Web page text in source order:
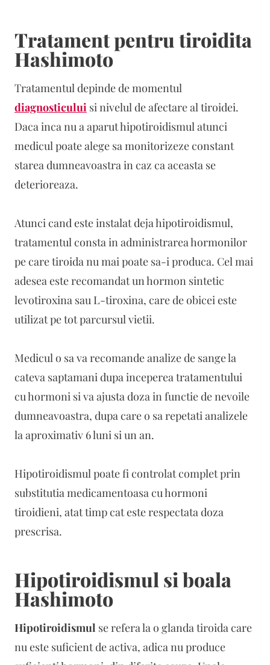
Tratament pentru tiroidita
Hashimoto
Tratamentul depinde de momentul
diagnosticului si nivelul de afectare al tiroidei.
Daca inca nu a aparut hipotiroidismul atunci
medicul poate alege sa monitorizeze constant
starea dumneavoastra in caz ca aceasta se
deterioreaza.
Atunci cand este instalat deja hipotiroidismul,
tratamentul consta in administrarea hormonilor
pe care tiroida nu mai poate sa-i produca. Cel mai
adesea este recomandat un hormon sintetic
levotiroxina sau L-tiroxina, care de obicei este
utilizat pe tot parcursul vietii.
Medicul o sa va recomande analize de sange la
cateva saptamani dupa inceperea tratamentului
cu hormoni si va ajusta doza in functie de nevoile
dumneavoastra, dupa care o sa repetati analizele
la aproximativ 6 luni si un an.
Hipotiroidismul poate fi controlat complet prin
substitutia medicamentoasa cu hormoni
tiroidieni, atat timp cat este respectata doza
prescrisa.
Hipotiroidismul si boala
Hashimoto
Hipotiroidismul se refera la o glanda tiroida care
nu este suficient de activa, adica nu produce